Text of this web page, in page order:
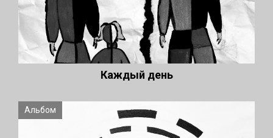
Каждый день
Альбом